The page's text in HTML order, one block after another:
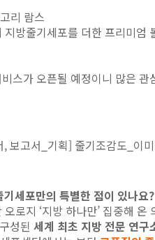
리 람스
지방줄기세포를 더한 프리미
스가 오픈될 예정이니 많은 관
세포만의 특별한 점이 있나요?
로지 ‘지방 하나만’ 집중해 온
성된 세계 최초 지방 전문 연구